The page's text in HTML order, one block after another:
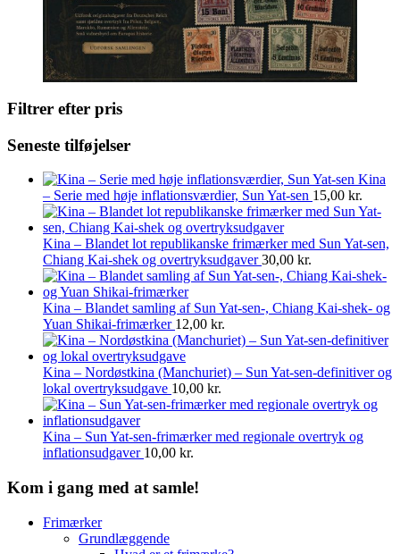
Filtrer efter pris
Seneste tilføjelser
Kina
– Serie med høje inflationsværdier, Sun Yat-sen 15,00 kr.
Kina – Blandet lot republikanske frimærker med Sun Yat-sen,
Chiang Kai-shek og overtryksudgaver 30,00 kr.
Kina – Blandet samling af Sun Yat-sen-, Chiang Kai-shek- og
Yuan Shikai-frimærker 12,00 kr.
Kina – Nordøstkina (Manchuriet) – Sun Yat-sen-definitiver og
lokal overtryksudgave 10,00 kr.
Kina – Sun Yat-sen-frimærker med regionale overtryk og
inflationsudgaver 10,00 kr.
Kom i gang med at samle!
Frimærker
Grundlæggende